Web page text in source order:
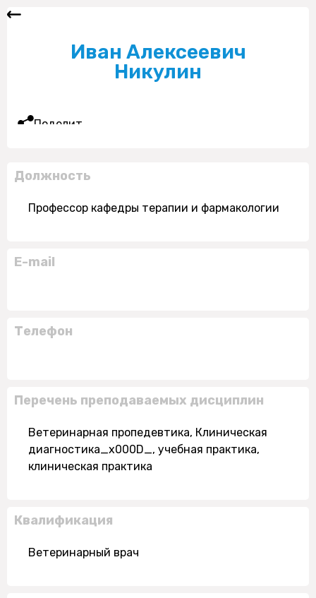
Иван Алексеевич
Никулин
Поделиться
Должность
Профессор кафедры терапии и фармакологии
E-mail
Телефон
Перечень преподаваемых дисциплин
Ветеринарная пропедевтика, Клиническая
диагностика_x000D_, учебная практика,
клиническая практика
Квалификация
Ветеринарный врач